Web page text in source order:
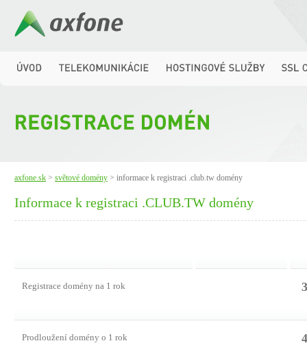
axfone.sk > světové domény > informace k registraci .club.tw domény
Informace k registraci .CLUB.TW domény
Registrace domény na 1 rok
Prodloužení domény o 1 rok